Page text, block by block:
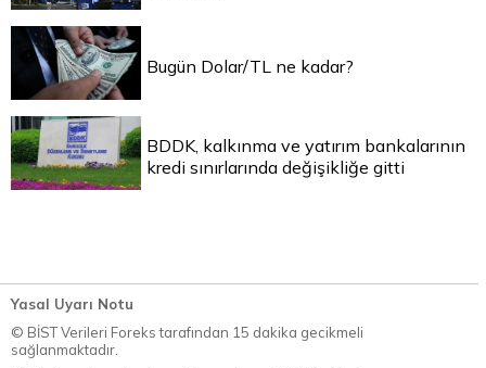
Bugün Dolar/TL ne kadar?
BDDK, kalkınma ve yatırım bankalarının
kredi sınırlarında değişikliğe gitti
Yasal Uyarı Notu
© BİST Verileri Foreks tarafından 15 dakika gecikmeli
sağlanmaktadır.